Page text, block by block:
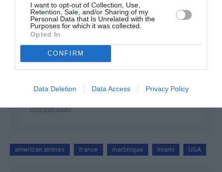
I want to opt-out of Collection, Use,
Retention, Sale, and/or Sharing of my
Personal Data that Is Unrelated with the
Purposes for which it was collected.
Opted In
CONFIRM
Data Deletion Data Access Privacy Policy
Mathématiquesa commenté l'article :
19 h 23 sans escale : le Boeing 777F de National
Airlines relie l’Écosse à l’Australie
Badissi novembri
a commenté l'article :
l’horizon 2030
american airlines france martinique miami USA